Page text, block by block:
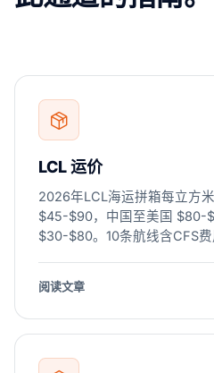
LCL 运价
2026年LCL海运拼箱每立方
$45-$90，中国至美国 $80-
$30-$80。10条航线含CFS费
阅读文章